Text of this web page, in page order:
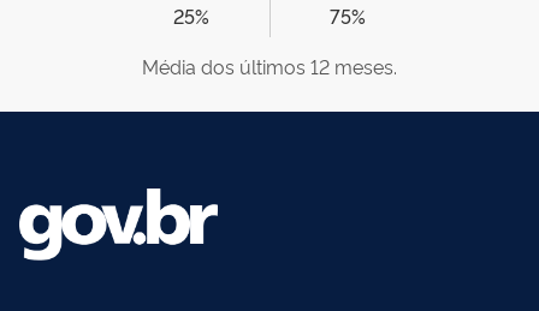
25%
75%
Média dos últimos 12 meses.